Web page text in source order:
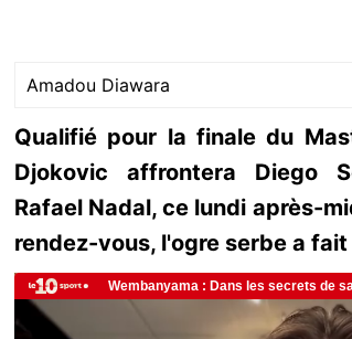
Amadou Diawara
Qualifié pour la finale du
Djokovic affrontera Diego
Rafael Nadal, ce lundi après-
rendez-vous, l'ogre serbe a